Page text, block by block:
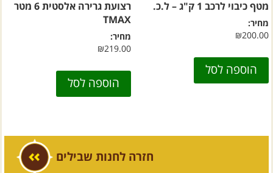
מטף כיבוי לרכב 1 ק"ג – ל.כ.
מחיר:
₪200.00
הוספה לסל
רצועת גרירה אלסטית 6 מטר
TMAX
מחיר:
₪219.00
הוספה לסל
חזרה לחנות שבילים